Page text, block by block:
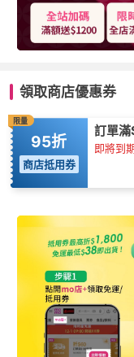
領取商店優惠券
限量
95折
商店抵用券
訂單
即將到